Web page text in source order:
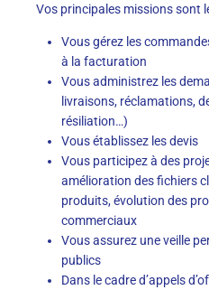
Vos principales missions sont
Vous gérez les
à la facturation
Vous administrez les
livraisons, réclamations,
résiliation…)
Vous établissez les devis
Vous participez à des
amélioration des fichiers
produits, évolution des
commerciaux
Vous assurez une veille
publics
Dans le cadre d’appels